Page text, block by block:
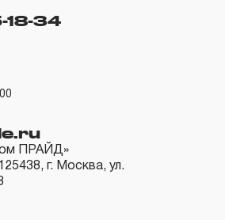
в ДВЕНАДЦАТЬ
инструмент, включая
под действие «ограниченной
определен в ДВЕНАДЦАТЬ
аккумуляторный инструмент,
34
ПРАЙД»
г. Москва, ул.